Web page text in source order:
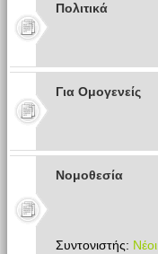
Πολιτικά
Για Ομογενείς
Νομοθεσία
Συντονιστής: Νέοι